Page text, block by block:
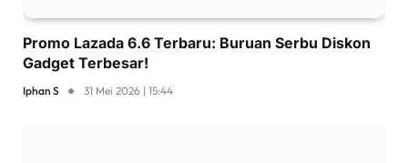
Promo Lazada 6.6 Terbaru: Buruan Serbu Diskon
Gadget Terbesar!
Iphan S 31 Mei 2026 | 15:44